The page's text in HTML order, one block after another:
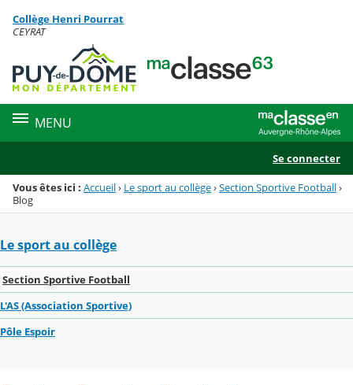
Menu de la rubrique
Contenu
Collège Henri Pourrat
CEYRAT
MENU
Se connecter
Vous êtes ici : Accueil› Le sport au collège›Section Sportive Football›
Blog
Le sport au collège
Section Sportive Football
L'AS (Association Sportive)
Pôle Espoir